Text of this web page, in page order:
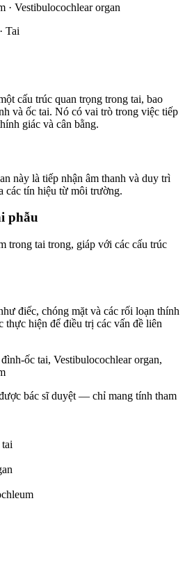
· Vestibulocochlear organ
· Tai
cấu trúc quan trọng trong tai, bao
và ốc tai. Nó có vai trò trong việc tiếp
giác và cân bằng.
này là tiếp nhận âm thanh và duy trì
các tín hiệu từ môi trường.
phẫu
trong tai trong, giáp với các cấu trúc
điếc, chóng mặt và các rối loạn thính
thực hiện để điều trị các vấn đề liên
ốc tai, Vestibulocochlear organ,
bác sĩ duyệt — chỉ mang tính tham